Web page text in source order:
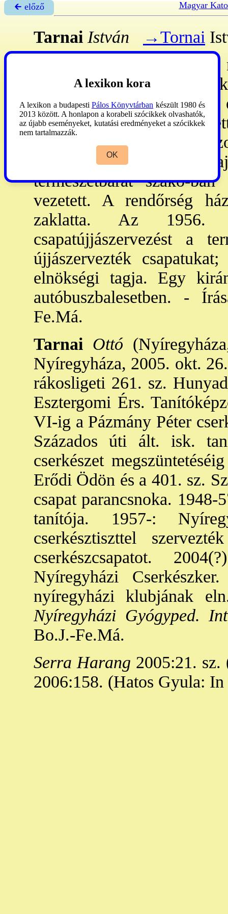
🡰 előző Magyar
Tarnai István →Tornai
(Bp.,
cserkészvezető. - Az el.
bpi Vörösmarty Gimn-
Karán 1957: okl-et
Főv. Gázműveknél
cserkészcsapat tagja,
természetbarát szako-
vezetett. A rendőrség
zaklatta. Az 1956.
csapatújjászervezést a
újjászervezték
elnökségi tagja. Egy
autóbuszbalesetben. -
Fe.Má.
Tarnai Ottó
Nyíregyháza, 2005. okt.
rákosligeti 261. sz.
Esztergomi Érs.
VI-ig a Pázmány Péter
Százados úti ált. isk.
cserkészet
Erődi Ödön és a 401. sz.
csapat parancsnoka.
tanítója. 1957-:
cserkésztiszttel
cserkészcsapatot.
Nyíregyházi
nyíregyházi klubjának
Nyíregyházi Gyógyped.
Bo.J.-Fe.Má.
Serra Harang 2005:21.
2006:158. (Hatos Gyula:
A lexikon kora
A lexikon a budapesti Pálos Könyvtárban készült 1980 és
2013 között. A honlapon a korabeli szócikkek olvashatók,
az újabb eseményeket, kutatási eredményeket a szócikkek
nem tartalmazzák.
OK